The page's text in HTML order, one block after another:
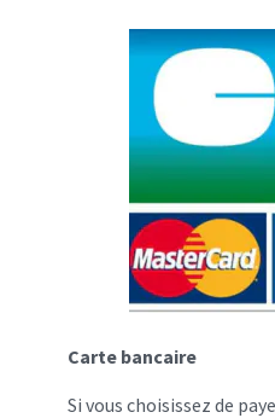
Carte bancaire
Si vous choisissez de